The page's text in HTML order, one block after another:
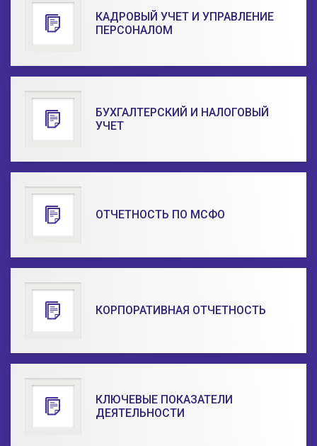
КАДРОВЫЙ УЧЕТ И УПРАВЛЕНИЕ
ПЕРСОНАЛОМ
БУХГАЛТЕРСКИЙ И НАЛОГОВЫЙ
УЧЕТ
ОТЧЕТНОСТЬ ПО МСФО
КОРПОРАТИВНАЯ ОТЧЕТНОСТЬ
КЛЮЧЕВЫЕ ПОКАЗАТЕЛИ
ДЕЯТЕЛЬНОСТИ